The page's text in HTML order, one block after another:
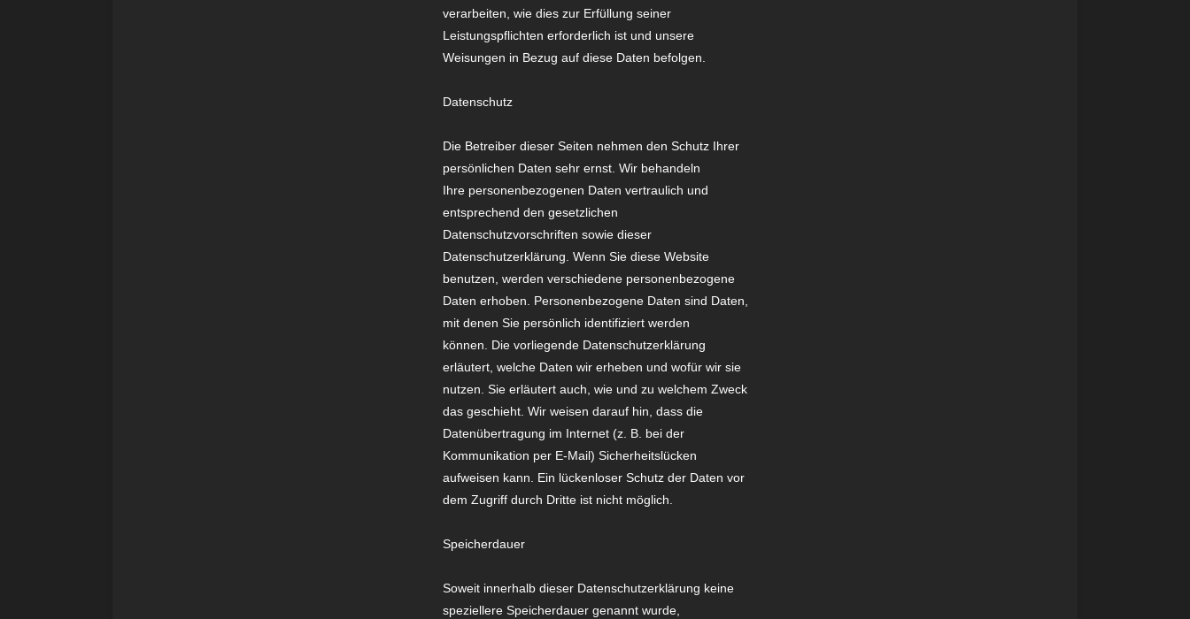
verarbeiten, wie dies zur Erfüllung seiner
Leistungspflichten erforderlich ist und unsere
Weisungen in Bezug auf diese Daten befolgen.
Datenschutz
Die Betreiber dieser Seiten nehmen den Schutz Ihrer
persönlichen Daten sehr ernst. Wir behandeln
Ihre personenbezogenen Daten vertraulich und
entsprechend den gesetzlichen
Datenschutzvorschriften sowie dieser
Datenschutzerklärung. Wenn Sie diese Website
benutzen, werden verschiedene personenbezogene
Daten erhoben. Personenbezogene Daten sind Daten,
mit denen Sie persönlich identifiziert werden
können. Die vorliegende Datenschutzerklärung
erläutert, welche Daten wir erheben und wofür wir sie
nutzen. Sie erläutert auch, wie und zu welchem Zweck
das geschieht. Wir weisen darauf hin, dass die
Datenübertragung im Internet (z. B. bei der
Kommunikation per E-Mail) Sicherheitslücken
aufweisen kann. Ein lückenloser Schutz der Daten vor
dem Zugriff durch Dritte ist nicht möglich.
Speicherdauer
Soweit innerhalb dieser Datenschutzerklärung keine
speziellere Speicherdauer genannt wurde,